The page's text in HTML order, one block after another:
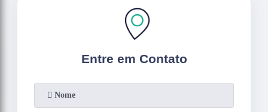
Entre em Contato